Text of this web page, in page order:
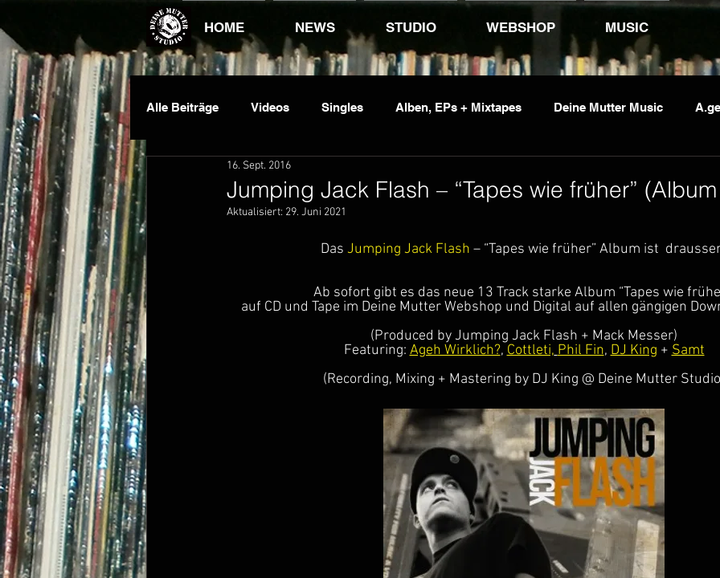
HOME NEWS STUDIO WEBSHOP MUSIC
Alle Beiträge Videos Singles Alben, EPs + Mixtapes Deine Mutter Music
Dauawizzy DJ King
Jumping Jack Flash – “Tapes wie früher”
16. Sept. 2016
Aktualisiert: 29. Juni 2021
Das Jumping Jack Flash – “Tapes wie früher” Album ist
Ab sofort gibt es das neue 13 Track starke Album “Tapes wie
auf CD und Tape im Deine Mutter Webshop und Digital auf allen gängigen
(Produced by Jumping Jack Flash + Mack Messer)
Featuring: Ageh Wirklich?, Cottleti, Phil Fin, DJ King + Samt
(Recording, Mixing + Mastering by DJ King @ Deine Mutter